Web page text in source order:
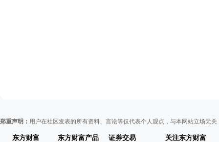
郑重声明： 用户在社区发表的所有资料、言论等仅代表个人观点，与本网站立场无
东方财富 东方财富产品 证券交易 关注东方财富